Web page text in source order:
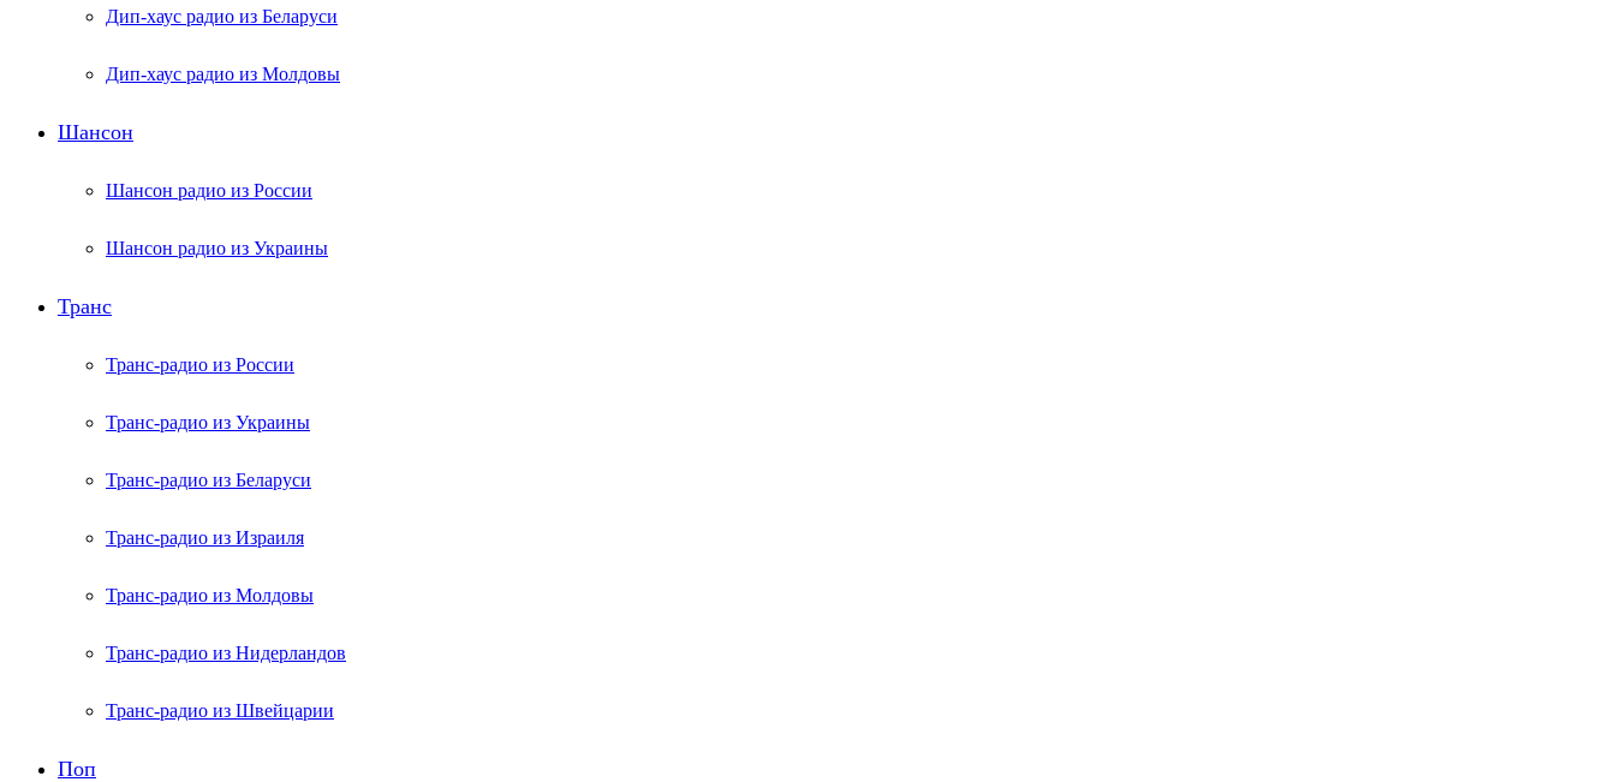
Дип-хаус радио из Беларуси
Дип-хаус радио из Молдовы
Шансон
Шансон радио из России
Шансон радио из Украины
Транс
Транс-радио из России
Транс-радио из Украины
Транс-радио из Беларуси
Транс-радио из Израиля
Транс-радио из Молдовы
Транс-радио из Нидерландов
Транс-радио из Швейцарии
Поп